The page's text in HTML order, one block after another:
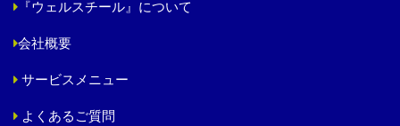
『ウェルスチール』について
会社概要
サービスメニュー
よくあるご質問